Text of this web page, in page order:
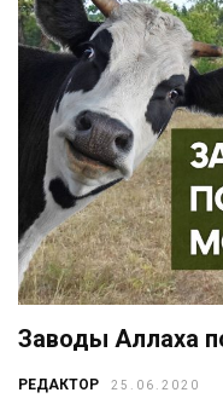
Заводы Аллаха
РЕДАКТОР 25.06.2020